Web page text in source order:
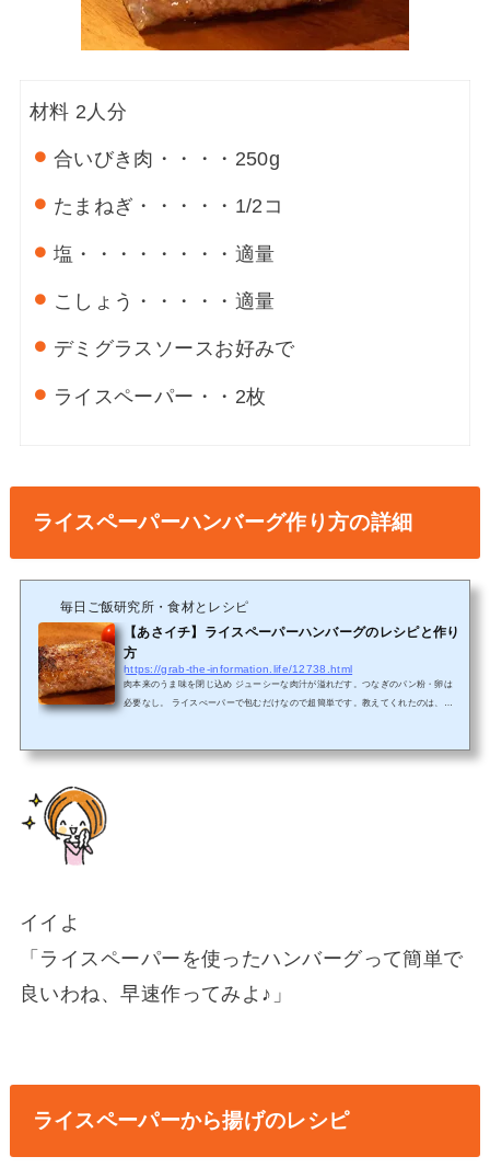
材料 2人分
合いびき肉・・・・ 250g
たまねぎ・・・・・ 1/2コ
塩・・・・・・・・ 適量
こしょう・・・・・ 適量
デミグラスソースお好みで
ライスペーパー・・ 2枚
ライスペーパーハンバーグ作り方の詳細
毎日ご飯研究所・食材とレシピ
【あさイチ】ライスペーパーハンバーグのレシピと作り
方
https://grab-the-information.life/12738.html
肉本来のうま味を閉じ込め ジューシーな肉汁が溢れだす。つなぎのパン粉・卵は
必要なし。 ライスぺーパーで包むだけなので超簡単です。教えてくれたのは、食
き肉・・・・250g たまねぎ・・・・・1/2コ 塩・・・・・・・・適量 こしょ
イイよ
「ライスペーパーを使ったハンバーグって簡単で
良いわね、早速作ってみよ♪」
ライスペーパーから揚げのレシピ